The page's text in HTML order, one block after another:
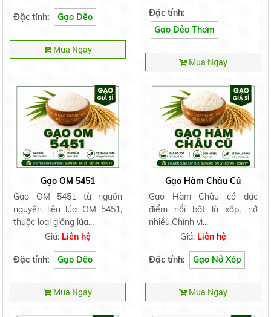
Đặc tính: Gạo Dẽo
Mua Ngay
Đặc tính:
Gạo Dẻo Thơm
Mua Ngay
Gạo OM 5451
Gạo OM 5451 từ nguồn
nguyên liệu lúa OM 5451,
thuộc loại giống lúa...
Giá: Liên hệ
Đặc tính: Gạo Dẽo
Mua Ngay
Gạo Hàm Châu Củ
Gạo Hàm Châu có đặc
điểm nổi bật là xốp, nở
nhiều.Chính vì...
Giá: Liên hệ
Đặc tính: Gạo Nở Xốp
Mua Ngay